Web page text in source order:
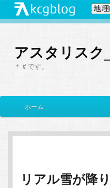
アスタリスク
＊＃です。
イ
メ
イ
コ
サ
ブ
ン
ホーム
リアル雪が降